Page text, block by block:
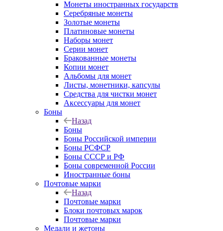
Монеты иностранных государств
Серебряные монеты
Золотые монеты
Платиновые монеты
Наборы монет
Серии монет
Бракованные монеты
Копии монет
Альбомы для монет
Листы, монетники, капсулы
Средства для чистки монет
Аксессуары для монет
Боны
Назад
Боны
Боны Российской империи
Боны РСФСР
Боны СССР и РФ
Боны современной России
Иностранные боны
Почтовые марки
Назад
Почтовые марки
Блоки почтовых марок
Почтовые марки
Медали и жетоны